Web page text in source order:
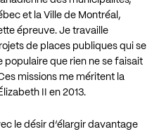
et la Ville de Montréal,
épreuve. Je travaille
de places publiques qui se
populaire que rien ne se faisait
missions me méritent la
II en 2013.
le désir d’élargir davantage